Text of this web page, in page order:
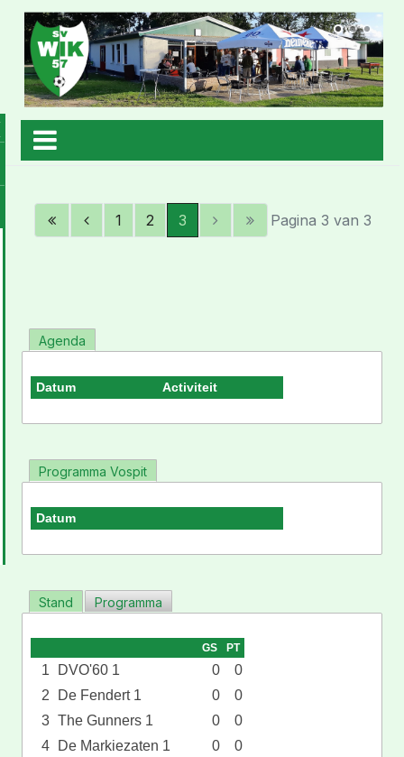
1 2 3 Pagina 3 van 3
Agenda
Datum Activiteit
Programma Vospit
Datum
Stand Programma
GS PT
1 DVO'60 1 0
0
2
De Fendert 1 0
0
3 The Gunners 1 0
0
4
De Markiezaten 1 0
0